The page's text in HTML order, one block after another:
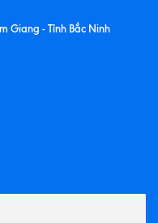
Giang - Tỉnh Bắc Ninh